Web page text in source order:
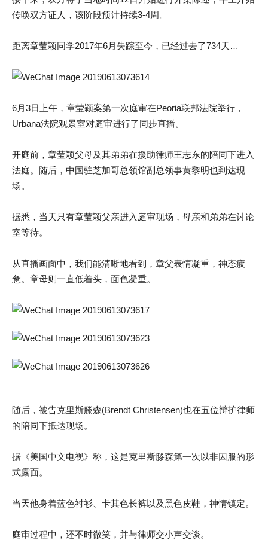
传唤双方证人，该阶段预计持续3-4周。
距离章莹颖同学2017年6月失踪至今，已经过去了734天…
6月3日上午，章莹颖案第一次庭审在Peoria联邦法院举行，
Urbana法院观景室对庭审进行了同步直播。
开庭前，章莹颖父母及其弟弟在援助律师王志东的陪同下进入
法庭。随后，中国驻芝加哥总领馆副总领事黄黎明也到达现
场。
据悉，当天只有章莹颖父亲进入庭审现场，母亲和弟弟在讨论
室等待。
从直播画面中，我们能清晰地看到，章父表情凝重，神态疲
惫。章母则一直低着头，面色凝重。
随后，被告克里斯滕森(Brendt Christensen)也在五位辩护律师
的陪同下抵达现场。
据《美国中文电视》称，这是克里斯滕森第一次以非囚服的形
式露面。
当天他身着蓝色衬衫、卡其色长裤以及黑色皮鞋，神情镇定。
庭审过程中，还不时微笑，并与律师交小声交谈。